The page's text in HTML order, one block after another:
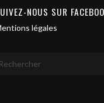
NOUS SUR
légales